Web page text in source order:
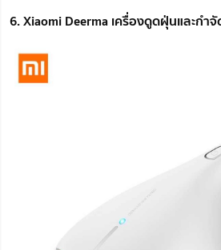
6. Xiaomi Deerma เครื่องดูดฝุ่นและกำ